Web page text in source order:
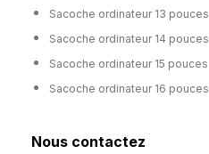
Sacoche ordinateur 13 pouces
Sacoche ordinateur 14 pouces
Sacoche ordinateur 15 pouces
Sacoche ordinateur 16 pouces
Nous contactez